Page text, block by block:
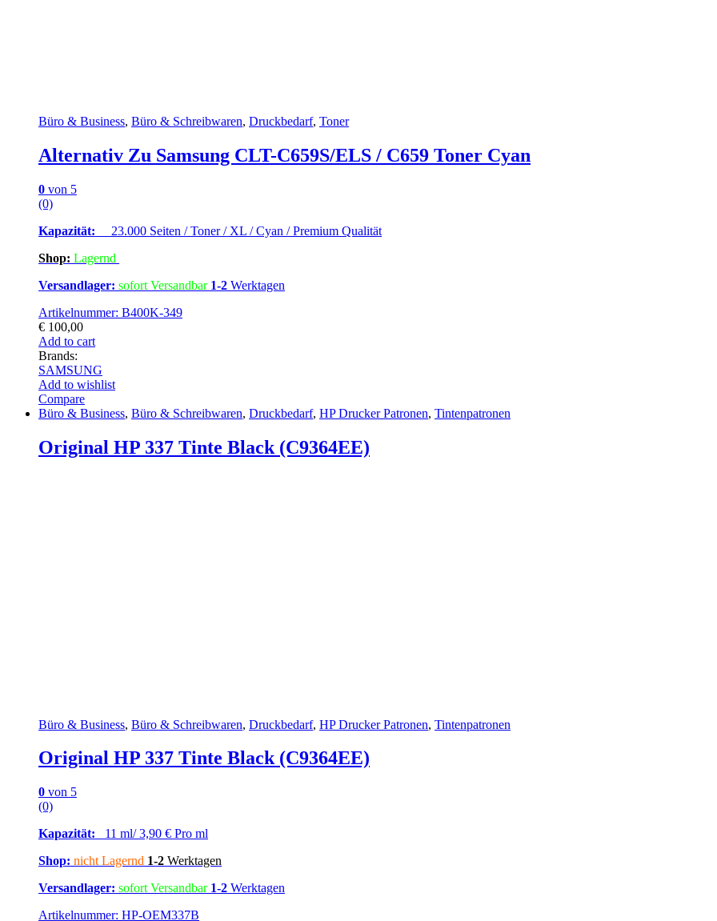
Büro & Business, Büro & Schreibwaren, Druckbedarf, Toner
Alternativ Zu Samsung CLT-C659S/ELS / C659 Toner Cyan
0 von 5
(0)
Kapazität: 23.000 Seiten / Toner / XL / Cyan / Premium Qualität
Shop: Lagernd
Versandlager: sofort Versandbar 1-2 Werktagen
Artikelnummer: B400K-349
€ 100,00
Add to cart
Brands:
SAMSUNG
Add to wishlist
Compare
Büro & Business, Büro & Schreibwaren, Druckbedarf, HP Drucker Patronen, Tintenpatronen
Original HP 337 Tinte Black (C9364EE)
Büro & Business, Büro & Schreibwaren, Druckbedarf, HP Drucker Patronen, Tintenpatronen
Original HP 337 Tinte Black (C9364EE)
0 von 5
(0)
Kapazität: 11 ml/ 3,90 € Pro ml
Shop: nicht Lagernd 1-2 Werktagen
Versandlager: sofort Versandbar 1-2 Werktagen
Artikelnummer: HP-OEM337B